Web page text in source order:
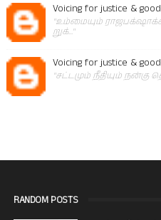
Voicing for justice &
"உம்மையும்
றுக்..."
Voicing for justice &
"சட்டமும் நீதியும் நன்கு
RANDOM POSTS